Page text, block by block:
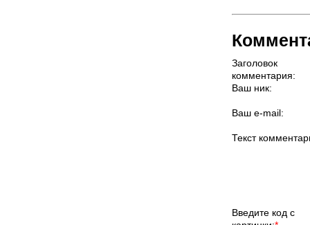
Заголовок
комментария:
Ваш ник:
Ваш e-mail:
Текст
Введите код с